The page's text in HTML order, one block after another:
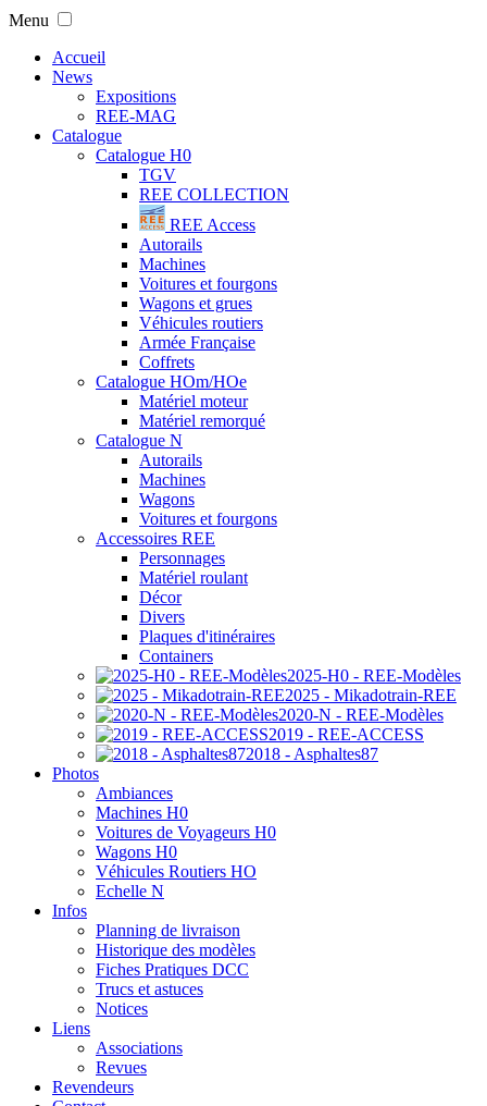
Menu
Accueil
News
Expositions
REE-MAG
Catalogue
Catalogue H0
TGV
REE COLLECTION
REE Access
Autorails
Machines
Voitures et fourgons
Wagons et grues
Véhicules routiers
Armée Française
Coffrets
Catalogue HOm/HOe
Matériel moteur
Matériel remorqué
Catalogue N
Autorails
Machines
Wagons
Voitures et fourgons
Accessoires REE
Personnages
Matériel roulant
Décor
Divers
Plaques d'itinéraires
Containers
2025-H0 - REE-Modèles
2025 - Mikadotrain-REE
2020-N - REE-Modèles
2019 - REE-ACCESS
2018 - Asphaltes87
Photos
Ambiances
Machines H0
Voitures de Voyageurs H0
Wagons H0
Véhicules Routiers HO
Echelle N
Infos
Planning de livraison
Historique des modèles
Fiches Pratiques DCC
Trucs et astuces
Notices
Liens
Associations
Revues
Revendeurs